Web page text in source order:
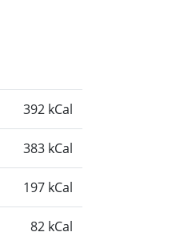
392 kCal
383 kCal
197 kCal
82 kCal